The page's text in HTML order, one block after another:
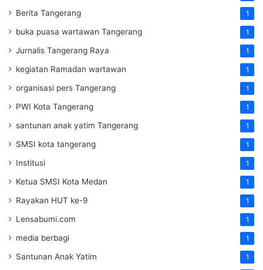
Berita Tangerang 1
buka puasa wartawan Tangerang 1
Jurnalis Tangerang Raya 1
kegiatan Ramadan wartawan 1
organisasi pers Tangerang 1
PWI Kota Tangerang 1
santunan anak yatim Tangerang 1
SMSI kota tangerang 1
Institusi 1
Ketua SMSI Kota Medan 1
Rayakan HUT ke-9 1
Lensabumi.com 1
media berbagi 1
Santunan Anak Yatim 1